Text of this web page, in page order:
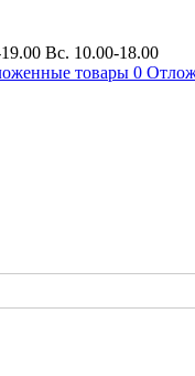
Вс. 10.00-18.00
товары 0